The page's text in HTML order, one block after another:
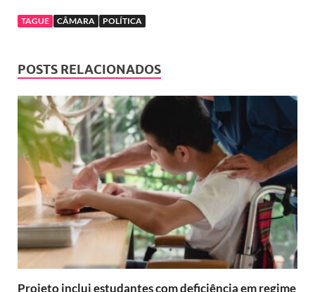
TAGUE CÂMARA POLÍTICA
POSTS RELACIONADOS
Projeto inclui estudantes com deficiência em regime